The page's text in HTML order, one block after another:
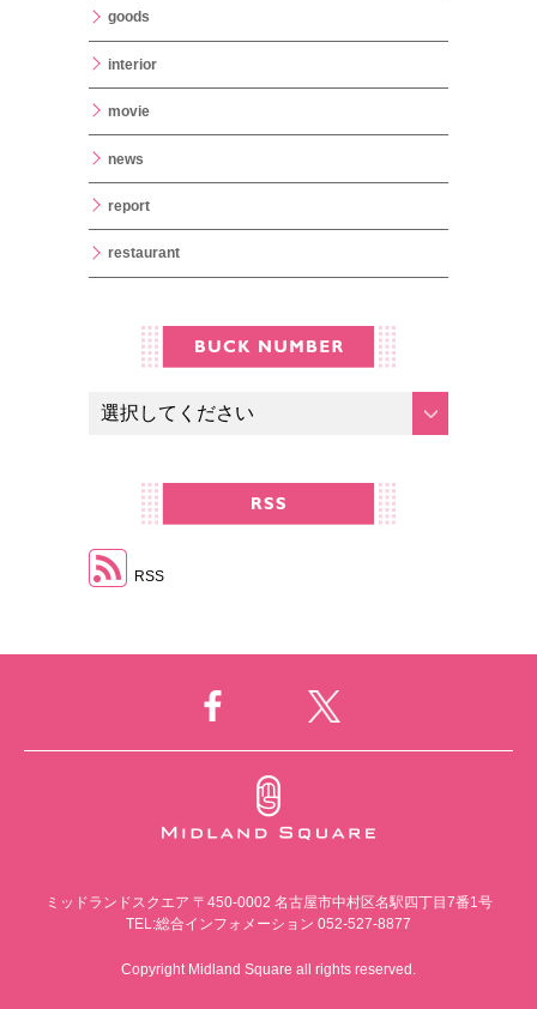
goods
interior
movie
news
report
restaurant
RSS
ミッドランドスクエア 〒450-0002 名古屋市中村区名駅四丁目7番1号
TEL:総合インフォメーション 052-527-8877
Copyright Midland Square all rights reserved.